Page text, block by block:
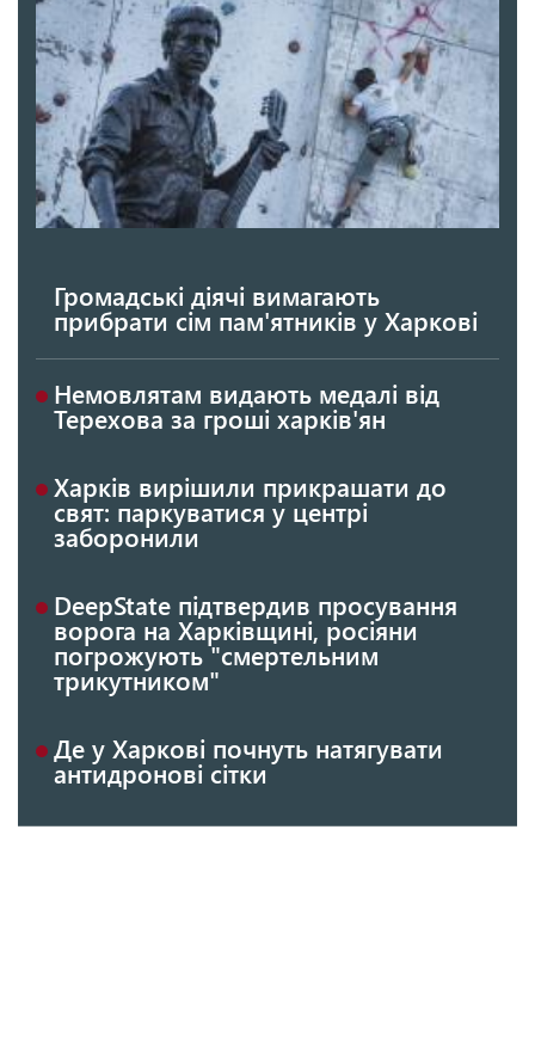
Громадські діячі вимагають
прибрати сім пам'ятників у Харкові
Немовлятам видають медалі від
Терехова за гроші харків'ян
Харків вирішили прикрашати до
свят: паркуватися у центрі
заборонили
DeepState підтвердив просування
ворога на Харківщині, росіяни
погрожують "смертельним
трикутником"
Де у Харкові почнуть натягувати
антидронові сітки